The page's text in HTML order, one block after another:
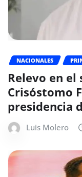
NACIONALES
Relevo en el
Crisóstomo
presidencia
Luis Molero